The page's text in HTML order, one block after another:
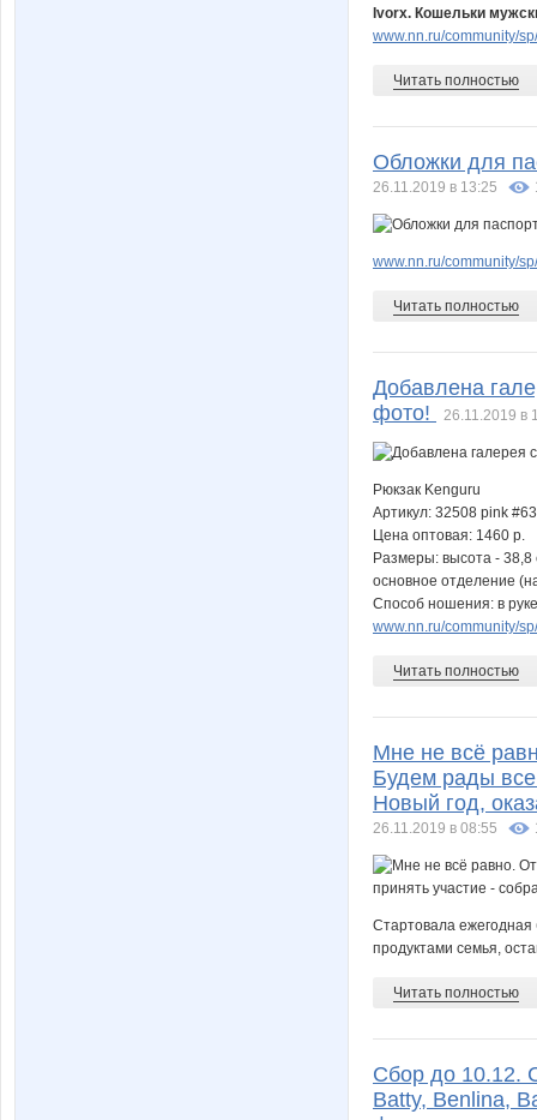
Ivorx. Кошельки
www.nn.ru/community/
Читать полностью
Обложки для
26.11.2019 в 13:25
www.nn.ru/community/
Читать полностью
Добавлена
фото!
26.11.2019 в
Рюкзак Kenguru
Артикул: 32508 pink
Цена оптовая: 1460 р.
Размеры: высота - 38,8
основное отделение
Способ ношения: в
www.nn.ru/community/
Читать полностью
Мне не всё
Будем рады
Новый год,
26.11.2019 в 08:55
Стартовала
продуктами семья,
Читать полностью
Сбор до 10.12.
Batty, Benlina,